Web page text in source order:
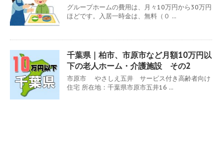
グループホームの費用は、月々10万円から30万円
ほどです。入居一時金は、無料（０ ...
千葉県｜柏市、市原市など月額10万円以
下の老人ホーム・介護施設 その2
市原市 やさしえ五井 サービス付き高齢者向け
住宅 所在地：千葉県市原市五井16 ...